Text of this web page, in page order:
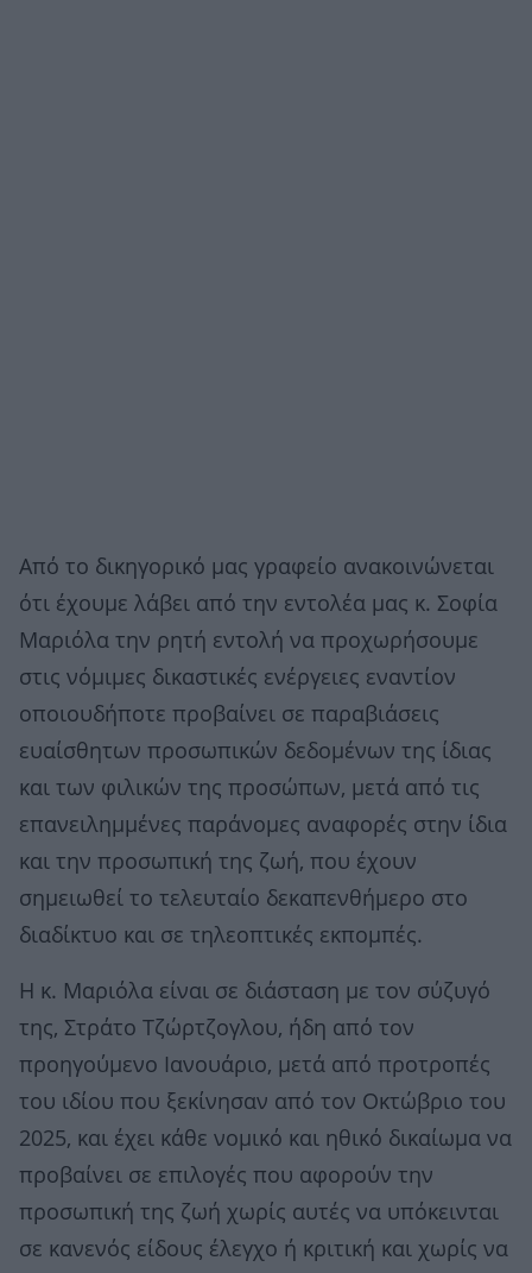
Από το δικηγορικό μας γραφείο ανακοινώνεται
ότι έχουμε λάβει από την εντολέα μας κ. Σοφία
Μαριόλα την ρητή εντολή να προχωρήσουμε
στις νόμιμες δικαστικές ενέργειες εναντίον
οποιουδήποτε προβαίνει σε παραβιάσεις
ευαίσθητων προσωπικών δεδομένων της ίδιας
και των φιλικών της προσώπων, μετά από τις
επανειλημμένες παράνομες αναφορές στην ίδια
και την προσωπική της ζωή, που έχουν
σημειωθεί το τελευταίο δεκαπενθήμερο στο
διαδίκτυο και σε τηλεοπτικές εκπομπές.
Η κ. Μαριόλα είναι σε διάσταση με τον σύζυγό
της, Στράτο Τζώρτζογλου, ήδη από τον
προηγούμενο Ιανουάριο, μετά από προτροπές
του ιδίου που ξεκίνησαν από τον Οκτώβριο του
2025, και έχει κάθε νομικό και ηθικό δικαίωμα να
προβαίνει σε επιλογές που αφορούν την
προσωπική της ζωή χωρίς αυτές να υπόκεινται
σε κανενός είδους έλεγχο ή κριτική και χωρίς να